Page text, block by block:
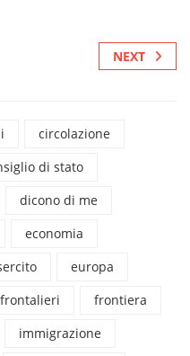
NEXT
circolazione
di stato
dicono di me
economia
europa
frontalieri
frontiera
immigrazione